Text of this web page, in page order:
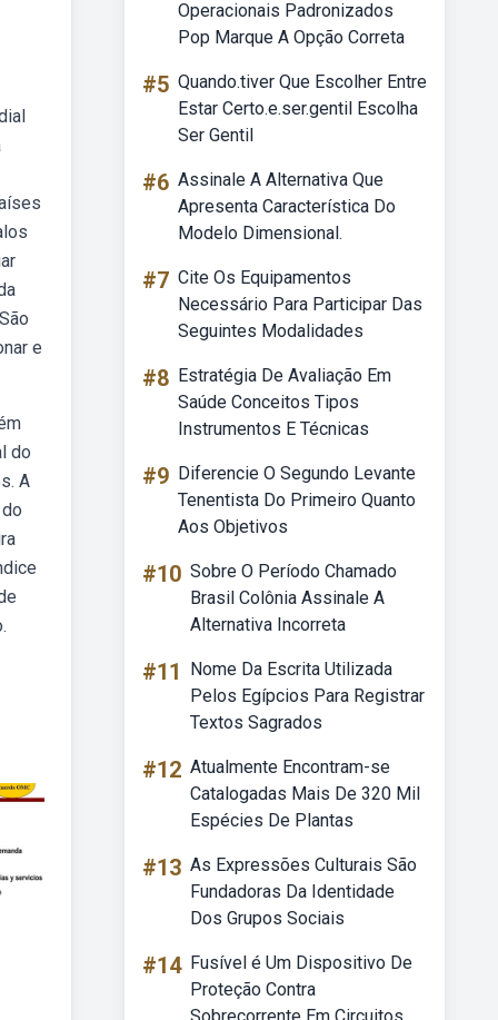
e
do
A
Operacionais Padronizados
Pop Marque A Opção Correta
#5 Quando.tiver Que Escolher Entre
Estar Certo.e.ser.gentil Escolha
Ser Gentil
#6 Assinale A Alternativa Que
Apresenta Característica Do
Modelo Dimensional.
#7 Cite Os Equipamentos
Necessário Para Participar Das
Seguintes Modalidades
#8 Estratégia De Avaliação Em
Saúde Conceitos Tipos
Instrumentos E Técnicas
#9 Diferencie O Segundo Levante
Tenentista Do Primeiro Quanto
Aos Objetivos
#10 Sobre O Período Chamado
Brasil Colônia Assinale A
Alternativa Incorreta
#11
Nome Da Escrita Utilizada
Pelos Egípcios Para Registrar
Textos Sagrados
#12 Atualmente Encontram-se
Catalogadas Mais De 320 Mil
Espécies De Plantas
#13 As Expressões Culturais São
Fundadoras Da Identidade
Dos Grupos Sociais
#14 Fusível é Um Dispositivo De
Proteção Contra